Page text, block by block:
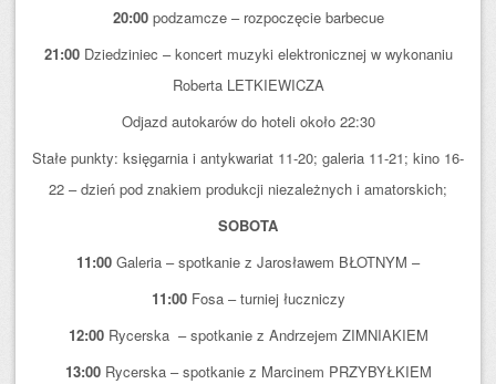
20:00podzamcze – rozpoczęcie barbecue
21:00Dziedziniec – koncert muzyki elektronicznej w wykonaniu
Roberta LETKIEWICZA
Odjazd autokarów do hoteli około 22:30
Stałe punkty: księgarnia i antykwariat 11-20; galeria 11-21; kino 16-
22 – dzień pod znakiem produkcji niezależnych i amatorskich;
SOBOTA
11:00 Galeria – spotkanie z Jarosławem BŁOTNYM –
11:00Fosa – turniej łuczniczy
12:00Rycerska – spotkanie z Andrzejem ZIMNIAKIEM
13:00Rycerska – spotkanie z Marcinem PRZYBYŁKIEM